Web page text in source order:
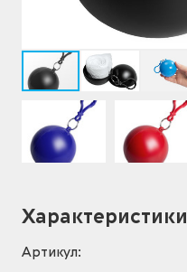
Характеристики
Артикул: